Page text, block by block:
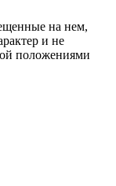
на нем,
и не
положениями